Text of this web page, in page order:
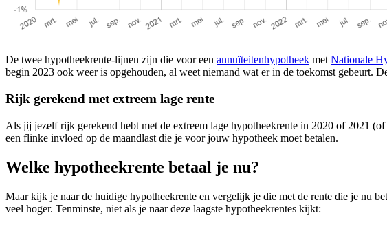
De twee hypotheekrente-lijnen zijn die voor een annuïteitenhypotheek met Nationale
begin 2023 ook weer is opgehouden, al weet niemand wat er in de toekomst gebeurt.
Rijk gerekend met extreem lage rente
Als jij jezelf rijk gerekend hebt met de extreem lage hypotheekrente in 2020 of 2021
een flinke invloed op de maandlast die je voor jouw hypotheek moet betalen.
Welke hypotheekrente betaal je nu?
Maar kijk je naar de huidige hypotheekrente en vergelijk je die met de rente die je nu
veel hoger. Tenminste, niet als je naar deze laagste hypotheekrentes kijkt: